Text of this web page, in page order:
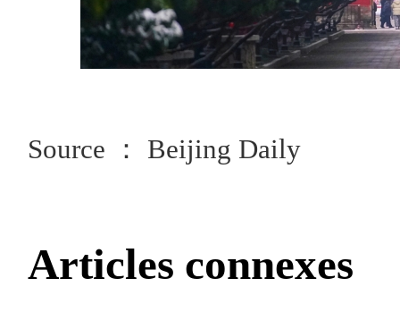
Source ： Beijing Daily
Articles connexes